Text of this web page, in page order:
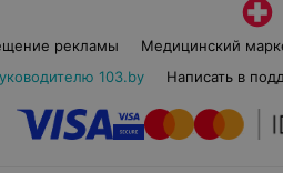
рекламы Медицинский
103.by
Написать в